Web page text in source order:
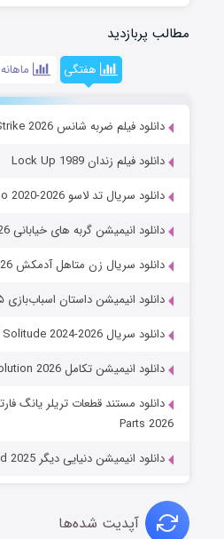
مطالب پربازدید
هفتگی ماهانه
دانلود فیلم ضربه شانس Lucky Strike 2026
دانلود فیلم زندان Lock Up 1989
دانلود سریال تد لاسو Ted Lasso 2020-2026
دانلود انیمیشن گربه های خیابانی Alley Cats 2026
دانلود سریال زن متاهل آدمکش A Bona Fide Killer 2026
دانلود انیمیشن داستان اسباب‌بازی ۵ Toy Story 5 (2026)
دانلود سریال One Hundred Years of Solitude 2024-2026
دانلود انیمیشن تکامل Evolution 2026
Parts 2026
دانلود انیمیشن دنیایی دیگر Another World 2025
آپدیت شده‌ها